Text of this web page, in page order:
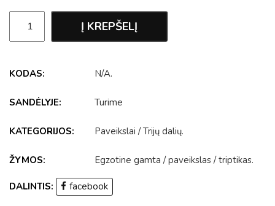
Į KREPŠELĮ
KODAS: N/A.
SANDĖLYJE: Turime
KATEGORIJOS: Paveikslai /Trijų dalių.
ŽYMOS: Egzotine gamta /paveikslas /triptikas.
DALINTIS: facebook